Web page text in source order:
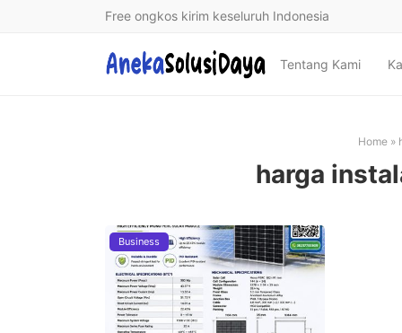
Free ongkos kirim keseluruh Indonesia
Tentang Kami
Home»
harga
Business